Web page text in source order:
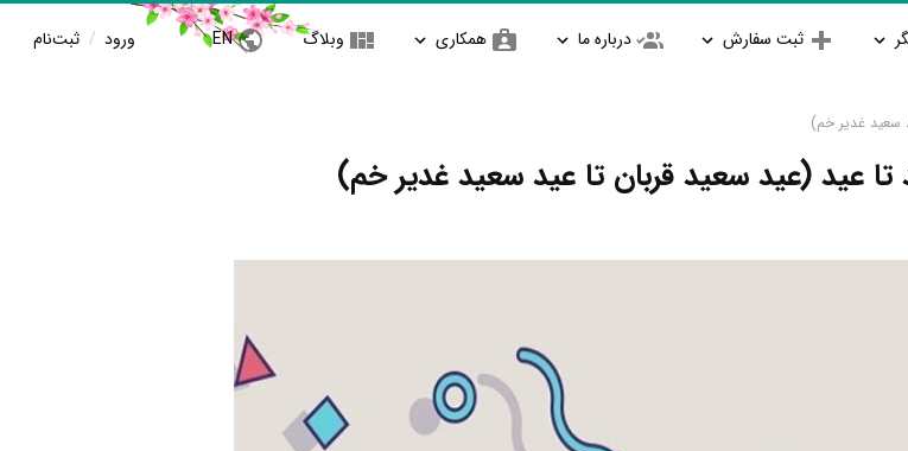
ثبت سفارش درباره ما همکاری وبلاگ EN ورود / ثبت‌نام